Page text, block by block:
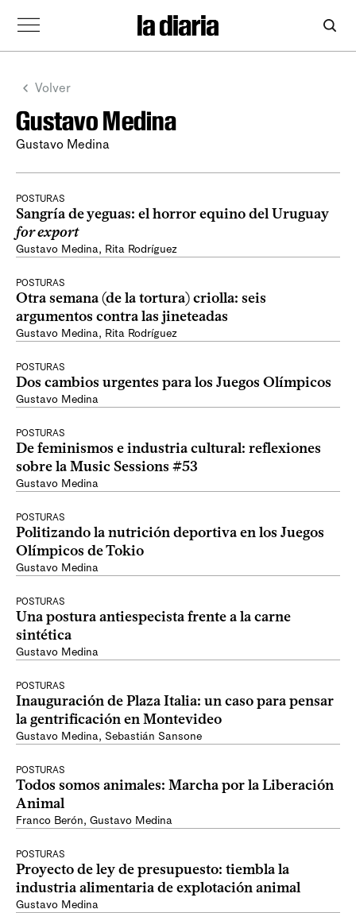
Volver
Gustavo Medina
Gustavo Medina
POSTURAS
Sangría de yeguas: el horror equino del Uruguay
for export
Gustavo Medina, Rita Rodríguez
POSTURAS
Otra semana (de la tortura) criolla: seis
argumentos contra las jineteadas
Gustavo Medina, Rita Rodríguez
POSTURAS
Dos cambios urgentes para los Juegos Olímpicos
Gustavo Medina
POSTURAS
De feminismos e industria cultural: reflexiones
sobre la Music Sessions #53
Gustavo Medina
POSTURAS
Politizando la nutrición deportiva en los Juegos
Olímpicos de Tokio
Gustavo Medina
POSTURAS
Una postura antiespecista frente a la carne
sintética
Gustavo Medina
POSTURAS
Inauguración de Plaza Italia: un caso para pensar
la gentrificación en Montevideo
Gustavo Medina, Sebastián Sansone
POSTURAS
Todos somos animales: Marcha por la Liberación
Animal
Franco Berón, Gustavo Medina
POSTURAS
Proyecto de ley de presupuesto: tiembla la
industria alimentaria de explotación animal
Gustavo Medina